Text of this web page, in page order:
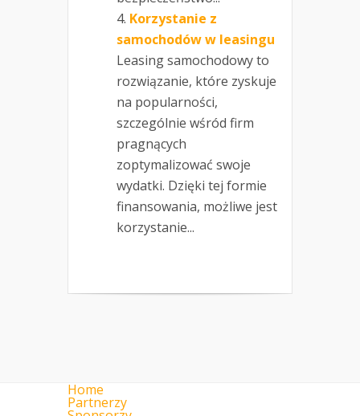
Korzystanie z
samochodów w leasingu
Leasing samochodowy to
rozwiązanie, które zyskuje
na popularności,
szczególnie wśród firm
pragnących
zoptymalizować swoje
wydatki. Dzięki tej formie
finansowania, możliwe jest
korzystanie...
Home
Partnerzy